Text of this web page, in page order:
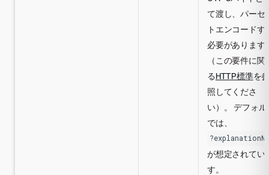
て渡し、パーセ
トエンコードす
必要があります
（この要件に関
るHTTP標準を
照してくださ
い）。 デフォル
では、
が想定されてい
す。